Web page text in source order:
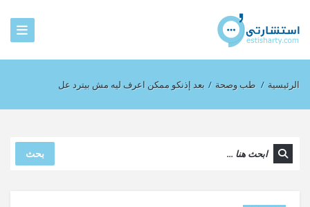
الرئيسية / طب وصحة / بعد إذنكو ممكن اعرف ليه مش بيترد عل
بحث